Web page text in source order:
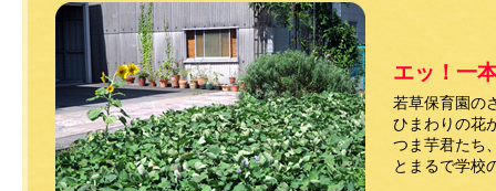
エッ！一
若草保育園の
ひまわりの花
つま芋君たち
とまるで学校